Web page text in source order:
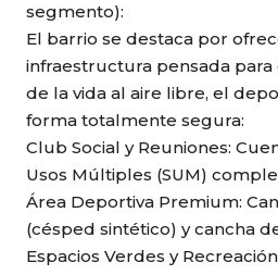
segmento):
El barrio se destaca por
infraestructura pensada
de la vida al aire libre, el
forma totalmente segura:
Club Social y Reuniones:
Usos Múltiples (SUM)
Área Deportiva Premium:
(césped sintético) y cancha
Espacios Verdes y